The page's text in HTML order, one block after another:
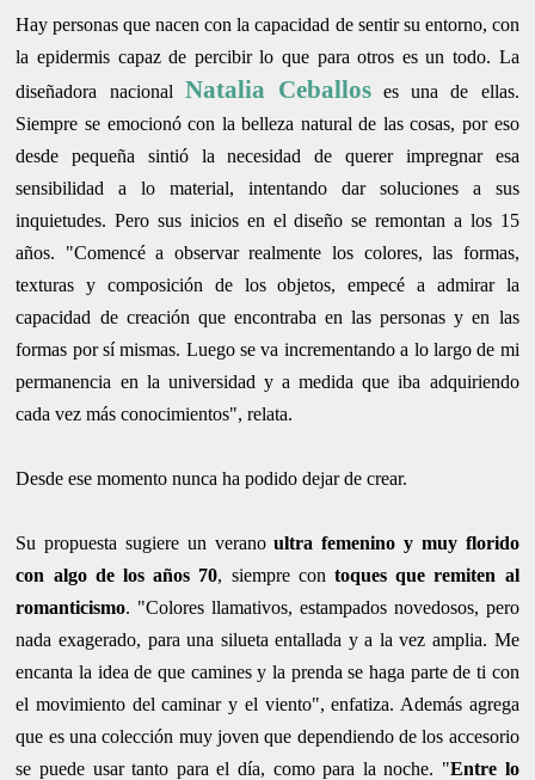
Hay personas que nacen con la capacidad de sentir su entorno, con
la epidermis capaz de percibir lo que para otros es un todo. La
diseñadora nacional Natalia Ceballoses una de ellas.
Siempre se emocionó con la belleza natural de las cosas, por eso
desde pequeña sintió la necesidad de querer impregnar esa
sensibilidad a lo material, intentando dar soluciones a sus
inquietudes. Pero sus inicios en el diseño se remontan a los 15
años. "Comencé a observar realmente los colores, las formas,
texturas y composición de los objetos, empecé a admirar la
capacidad de creación que encontraba en las personas y en las
formas por sí mismas. Luego se va incrementando a lo largo de mi
permanencia en la universidad y a medida que iba adquiriendo
cada vez más conocimientos", relata.
Desde ese momento nunca ha podido dejar de crear.
Su propuesta sugiere un veranoultra femenino y muy florido
con algo de los años 70, siempre con toques que remiten al
romanticismo. "Colores llamativos, estampados novedosos, pero
nada exagerado, para una silueta entallada y a la vez amplia. Me
encanta la idea de que camines y la prenda se haga parte de ti con
el movimiento del caminar y el viento", enfatiza. Además agrega
que es una colección muy joven que dependiendo de los accesorio
se puede usar tanto para el día, como para la noche. "Entre lo